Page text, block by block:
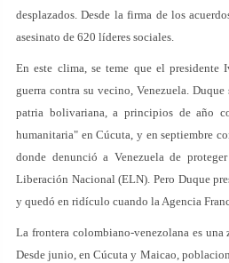
desplazados. Desde la firma de los
asesinato de 620 líderes sociales.
En este clima, se teme que el presidente
guerra contra su vecino, Venezuela.
patria bolivariana, a principios de año
humanitaria" en Cúcuta, y en septiembre
donde denunció a Venezuela de
Liberación Nacional (ELN). Pero Duque
y quedó en ridículo cuando la Agencia
La frontera colombiano-venezolana es una
Desde junio, en Cúcuta y Maicao,